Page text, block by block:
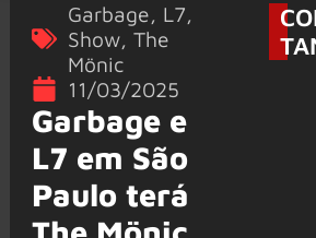
Garbage, L7,
Show, The
Mönic
11/03/2025
Garbage e
L7 em São
Paulo terá